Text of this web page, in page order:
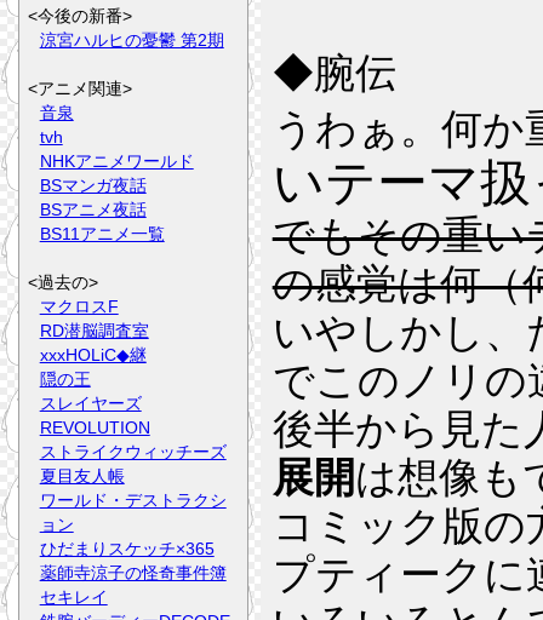
◆腕伝
うわぁ。何か
いテーマ
でもその重い
の感覚は何（
いやしかし、
でこのノリの
後半から見た
展開は想像も
コミック版
プティークに
<今後の新番>
涼宮ハルヒの憂鬱 第2期
<アニメ関連>
音泉
tvh
NHKアニメワールド
BSマンガ夜話
BSアニメ夜話
BS11アニメ一覧
<過去の>
マクロスF
RD潜脳調査室
xxxHOLiC◆継
隠の王
スレイヤーズ
REVOLUTION
ストライクウィッチーズ
夏目友人帳
ワールド・デストラクシ
ョン
ひだまりスケッチ×365
薬師寺涼子の怪奇事件簿
セキレイ